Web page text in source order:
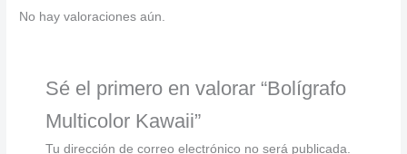
No hay valoraciones aún.
Sé el primero en valorar “Bolígrafo
Multicolor Kawaii”
Tu dirección de correo electrónico no será publicada.